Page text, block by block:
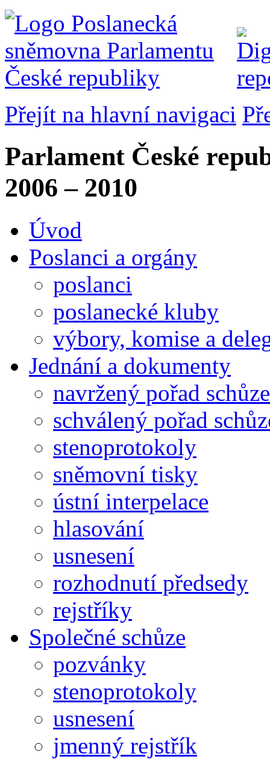
Přejít na hlavní navigaci
Parlament České
2006 – 2010
Úvod
Poslanci a orgány
poslanci
poslanecké kluby
výbory, komise a
Jednání a dokumenty
navržený pořad schůze
schválený pořad
stenoprotokoly
sněmovní tisky
ústní interpelace
hlasování
usnesení
rozhodnutí předsedy
rejstříky
Společné schůze
pozvánky
stenoprotokoly
usnesení
jmenný rejstřík